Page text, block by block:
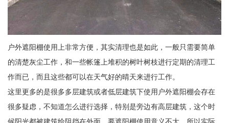
户外遮阳棚使用上非常方便，其实清理也是如此，一般只需要简单
的清楚灰尘工作，和一些帐篷上堆积的树叶树枝进行定期的清理工
作而已，而且这些都可以在天气好的晴天来进行工作。
这里更多的是很多多层建筑或者低层建筑下使用户外遮阳棚会存在
很多疑虑，不知道怎么进行选择，特别是旁边有高层建筑，这个时
候阳光都被建筑给阻挡在外面，要遮阳棚使用意义不大，所以实际